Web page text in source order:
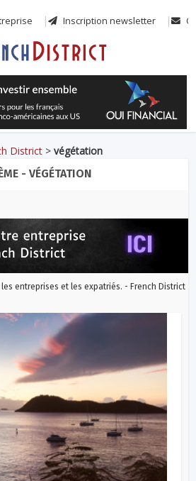
Inscription newsletter
District >végétation
- VÉGÉTATION
entreprises et les expatriés. - French District